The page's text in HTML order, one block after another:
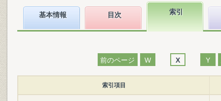
基本情報 目次 索引
前のページ W X Y
索引項目